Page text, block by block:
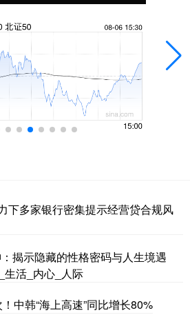
下多家银行密集提示经营贷合规风
揭示隐藏的性格密码与人生境遇
活_内心_人际
中韩“海上高速”同比增长80%